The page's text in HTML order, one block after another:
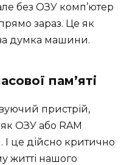
без ОЗУ комп’ютер
зараз. Це як
думка машини.
пам’яті
пристрій,
ОЗУ або RAM
І це дійсно критично
житті нашого